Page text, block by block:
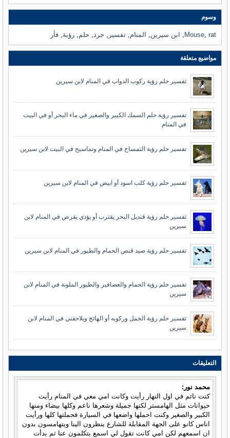
وسوم
Mouse, rat
, ابن سيرين, المنام,تفسير , جرذ, حلم,رؤية,فأر
مواضيع متعلقة
تفسير حلم رؤية ركوب الدواب في المنام لابن سيرين
تفسير رؤية حلم السمك الكبير والصغير في ماء البحر أو في البيت
في المنام
تفسير حلم رؤية التمساح في المنام وتماسيح في البيت لابن سيرين
تفسير حلم رؤية كلب اسود أو ابيض في المنام لابن سيرين
تفسير حلم رؤية قنديل البحر يقترب أو يؤذي يقرص في المنام لابن
سيرين
تفسير حلم رؤية صيد قنص الحمام والطيور في المنام لابن سيرين
تفسير حلم رؤية الحمام والعصافير والطيور الملونة في المنام لابن
سيرين
تفسير حلم رؤية الجمل وركوبه أو الهائج ويلاحقني في المنام لابن
سيرين
التعليقات
محمد نور:
كنت نائم في اول النهار رأيت وكانت امي معي في المنام رأيت
حيوانات مثل الهامستر لكنها جميلة وشعرها ناعم وكلها بيضاء ومنها
الكبير والصغير وكنت احملها واضعها في السيارة فحملتها كلها ورأيت
اناس كانو على الجهة المقابلة للشارع ينظرون الينا ويتهامسون بدون
ان اسمعهم لكن امي كانت تقول لي اسمع يتكلمون عنا ثم بدأت